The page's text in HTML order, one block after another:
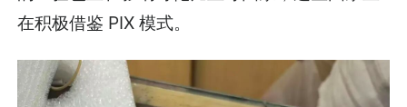
在积极借鉴 PIX 模式。